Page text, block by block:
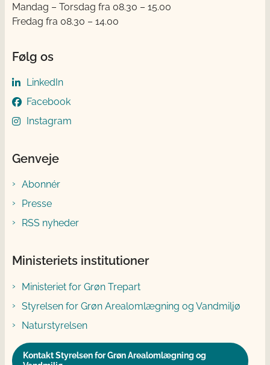
Mandag – Torsdag fra 08.30 – 15.00
Fredag fra 08.30 – 14.00
Følg os
LinkedIn
Facebook
Instagram
Genveje
Abonnér
Presse
RSS nyheder
Ministeriets institutioner
Ministeriet for Grøn Trepart
Styrelsen for Grøn Arealomlægning og Vandmiljø
Naturstyrelsen
Kontakt Styrelsen for Grøn Arealomlægning og